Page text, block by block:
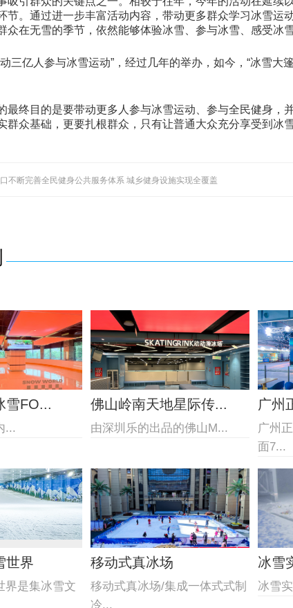
节。通过进一步丰富活动内容，带动更多群众学习冰雪
众在无雪的季节，依然能够体验冰雪、参与冰雪、感受冰雪
三亿人参与冰雪运动”，经过几年的举办，如今，“冰雪
最终目的是要带动更多人参与冰雪运动、参与全民健身，
群众基础，更要扎根群众，只有让普通大众充分享受到冰
口不断完善全民健身公共服务体系 城乡健身设施实现全覆盖
雪FO...
...
佛山岭南天地星际传...
由深圳乐的出品的佛山M...
广州
广州
面7...
世界
界是集冰雪文
移动式真冰场
移动式真冰场/集成一体式式制
冷...
冰雪
冰雪